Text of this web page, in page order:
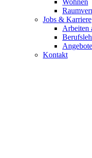
Wohnen
Jobs & Karriere
Arbeiten
Kontakt